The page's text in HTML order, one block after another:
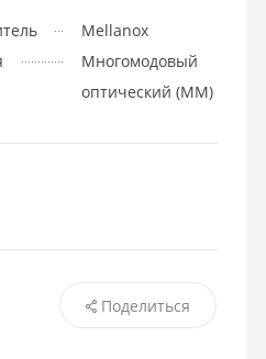
Mellanox
Многомодовый
оптический (MM)
Поделиться